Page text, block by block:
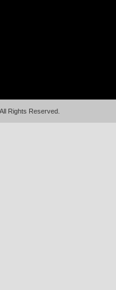
Rights Reserved.